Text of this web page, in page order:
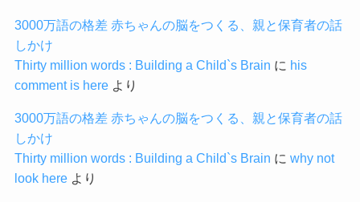
3000万語の格差 赤ちゃんの脳をつくる、親と保育者の話
しかけ
Thirty million words : Building a Child`s Brain に his
comment is hereより
3000万語の格差 赤ちゃんの脳をつくる、親と保育者の話
しかけ
Thirty million words : Building a Child`s Brain に why not
look hereより